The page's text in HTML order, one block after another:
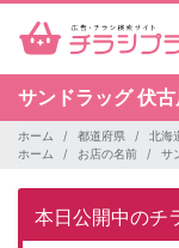
サンドラッグ伏
ホーム 都道府県 北海
ホーム
お店の名前 サ
本日公開中のチ